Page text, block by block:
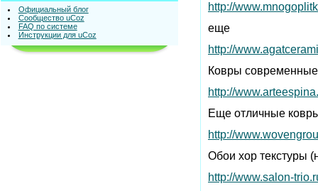
Официальный блог
Сообщество uCoz
FAQ по системе
Инструкции для uCoz
http://
еще
http://
Ковры современные
http://
Еще отличные
http://
Обои хор текстуры
http://www.salon-